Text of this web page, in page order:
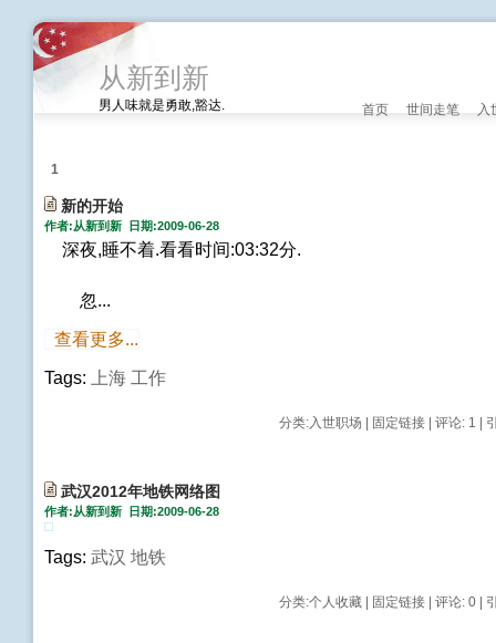
从新到新
男人味就是勇敢,豁达. 首页 世间走笔 入
1
新的开始
作者:从新到新 日期:2009-06-28
深夜,睡不着.看看时间:03:32分.
忽...
查看更多...
Tags: 上海 工作
分类:入世职场 固定链接 评论: 1 |
武汉2012年地铁网络图
作者:从新到新 日期:2009-06-28
Tags: 武汉 地铁
分类:个人收藏 固定链接 评论: 0 |